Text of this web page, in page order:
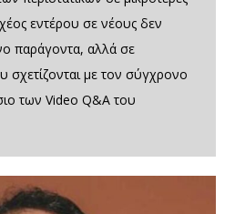
εντέρου σε νέους δεν
παράγοντα, αλλά σε
σχετίζονται με τον σύγχρονο
των Video Q&A του